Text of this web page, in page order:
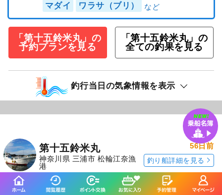
マダイ ワラサ（ブリ）
「第十五鈴米丸」の
予約プランを見る
「第十五鈴米丸」の
全ての釣果を見る
釣行当日の気象情報を表示
第十五鈴米丸
神奈川県 三浦市 松輪江奈漁
港
56日前
釣り船詳細を見る